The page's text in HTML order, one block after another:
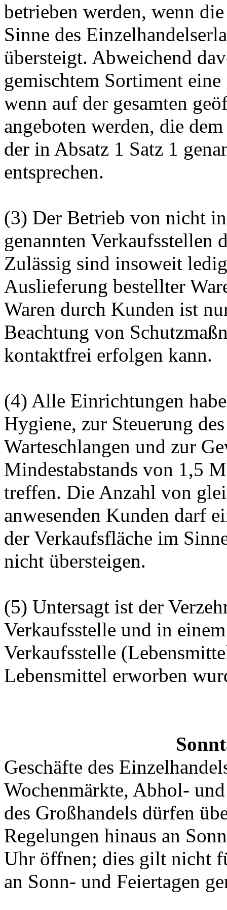
betrieben werden, wenn
Sinne des
übersteigt. Abweichend
gemischtem Sortiment
wenn auf der gesamten
angeboten werden, die
der in Absatz 1 Satz 1
entsprechen.
(3) Der Betrieb von nicht
genannten Verkaufsstellen
Zulässig sind insoweit
Auslieferung bestellter
Waren durch Kunden ist
Beachtung von
kontaktfrei erfolgen kann.
(4) Alle Einrichtungen
Hygiene, zur Steuerung
Warteschlangen und zur
Mindestabstands von 1,5
treffen. Die Anzahl von
anwesenden Kunden darf
der Verkaufsfläche im
nicht übersteigen.
(5) Untersagt ist der
Verkaufsstelle und in
Verkaufsstelle
Lebensmittel erworben
Geschäfte des
Wochenmärkte, Abhol-
des Großhandels dürfen
Regelungen hinaus an
Uhr öffnen; dies gilt nicht
an Sonn- und Feiertagen